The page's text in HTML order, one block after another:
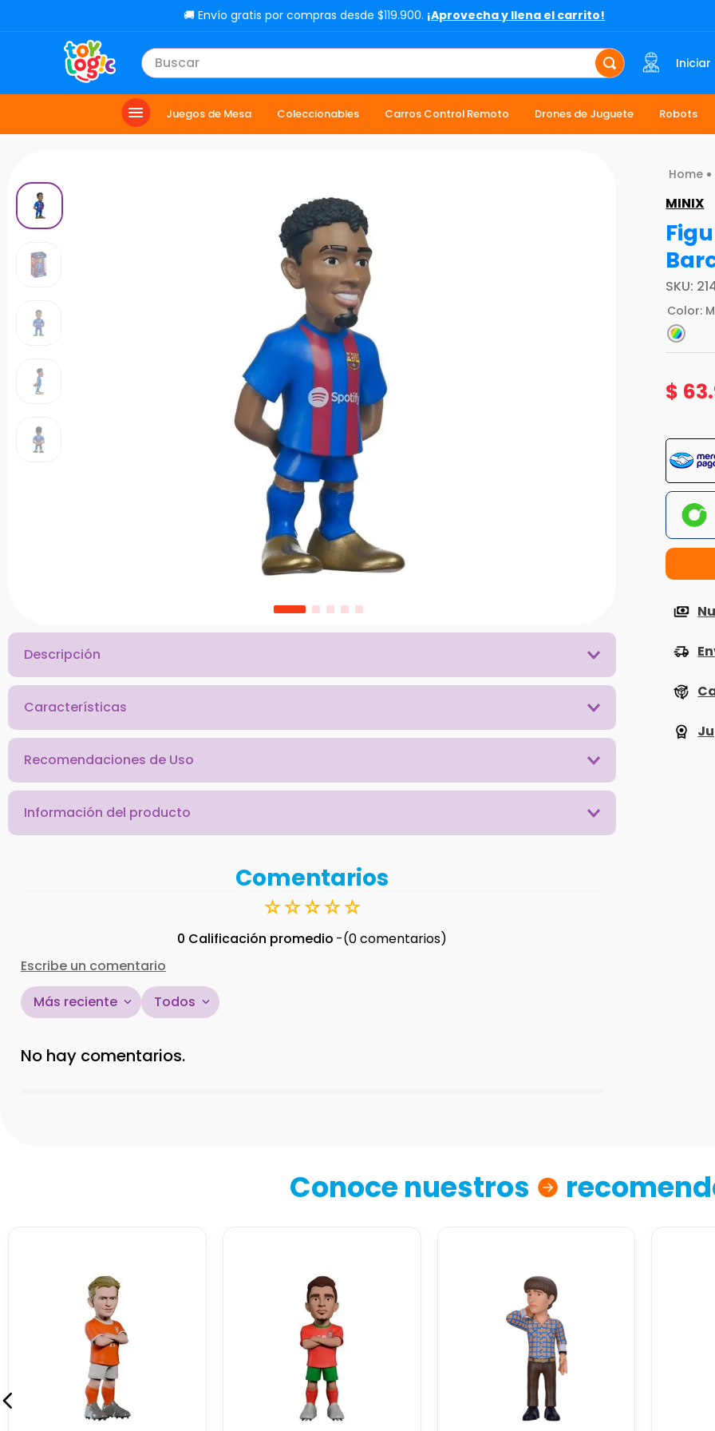
🚚 Envío gratis por compras desde $119.900. ¡Aprovecha y llena el carrito!
Buscar Iniciar
Juegos de Mesa Coleccionables Carros Control Remoto Drones de Juguete Robots
Descripción
Características
Recomendaciones de Uso
Información del producto
Comentarios
☆☆☆☆☆
0 Calificación promedio
(0 comentarios)
Escribe un comentario
Título
Escribe un comentario
Enviar comentario
Más reciente Todos
No hay comentarios.
MINIX
SKU:
Color:
$ 63.
Conoce nuestros
TÉRMINOS MÁS BUSCADOS
toy story